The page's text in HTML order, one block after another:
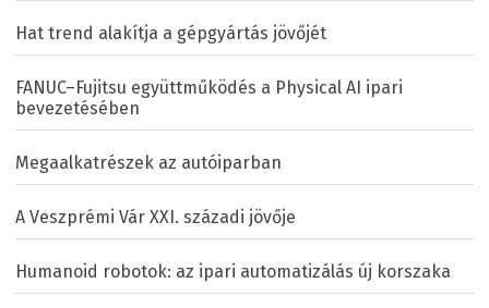
Hat trend alakítja a gépgyártás jövőjét
FANUC–Fujitsu együttműködés a Physical AI ipari
bevezetésében
Megaalkatrészek az autóiparban
A Veszprémi Vár XXI. századi jövője
Humanoid robotok: az ipari automatizálás új korszaka